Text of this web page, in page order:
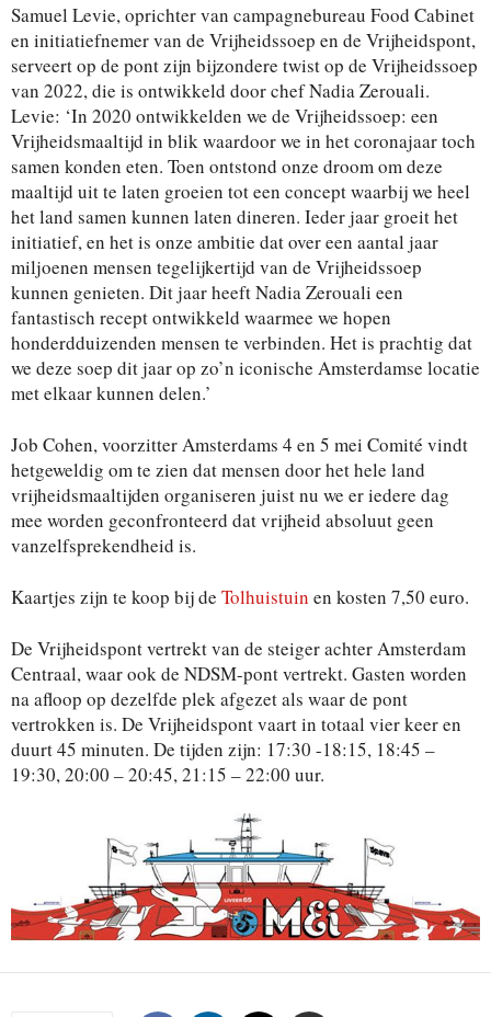
Samuel Levie, oprichter van campagnebureau Food Cabinet
en initiatiefnemer van de Vrijheidssoep en de Vrijheidspont,
serveert op de pont zijn bijzondere twist op de Vrijheidssoep
van 2022, die is ontwikkeld door chef Nadia Zerouali.
Levie: ‘In 2020 ontwikkelden we de Vrijheidssoep: een
Vrijheidsmaaltijd in blik waardoor we in het coronajaar toch
samen konden eten. Toen ontstond onze droom om deze
maaltijd uit te laten groeien tot een concept waarbij we heel
het land samen kunnen laten dineren. Ieder jaar groeit het
initiatief, en het is onze ambitie dat over een aantal jaar
miljoenen mensen tegelijkertijd van de Vrijheidssoep
kunnen genieten. Dit jaar heeft Nadia Zerouali een
fantastisch recept ontwikkeld waarmee we hopen
honderdduizenden mensen te verbinden. Het is prachtig dat
we deze soep dit jaar op zo’n iconische Amsterdamse locatie
met elkaar kunnen delen.’
Job Cohen, voorzitter Amsterdams 4 en 5 mei Comité vindt
hetgeweldig om te zien dat mensen door het hele land
vrijheidsmaaltijden organiseren juist nu we er iedere dag
mee worden geconfronteerd dat vrijheid absoluut geen
vanzelfsprekendheid is.
Kaartjes zijn te koop bij de Tolhuistuin en kosten 7,50 euro.
De Vrijheidspont vertrekt van de steiger achter Amsterdam
Centraal, waar ook de NDSM-pont vertrekt. Gasten worden
na afloop op dezelfde plek afgezet als waar de pont
vertrokken is. De Vrijheidspont vaart in totaal vier keer en
duurt 45 minuten. De tijden zijn: 17:30 -18:15, 18:45 –
19:30, 20:00 – 20:45, 21:15 – 22:00 uur.